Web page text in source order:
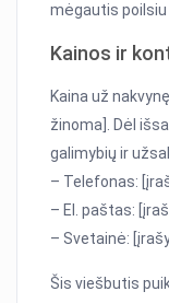
mėgautis poilsiu
Kainos ir
Kaina už
žinoma]. Dėl
galimybių ir
– Telefonas:
– El. paštas:
– Svetainė:
Šis viešbutis